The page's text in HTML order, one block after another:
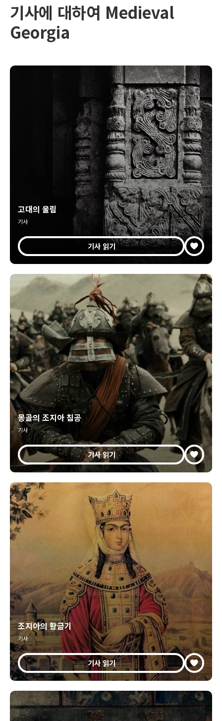
기사에 대하여 Medieval
Georgia
고대의 울림
기사
기사 읽기
몽골의 조지아 침공
기사
기사 읽기
조지아의 황금기
기사
기사 읽기